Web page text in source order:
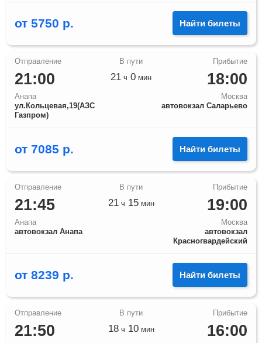
от 5750 р. Найти билеты
21:00
Анапа
ул.Кольцевая,19(АЗС
Газпром)
18:00
Москва
автовокзал Саларьево
21 ч 0 мин
от 7085 р. Найти билеты
21:45
Анапа
автовокзал Анапа
19:00
Москва
автовокзал
Красногвардейский
21ч 15мин
от 8239 р. Найти билеты
21:50 16:00
18ч 10мин